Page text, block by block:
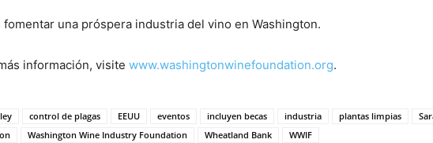
una próspera industria del vino en Washington.
información, visite www.washingtonwinefoundation.org.
control de plagas EEUU eventos incluyen becas industria plantas limpias
Washington Wine Industry Foundation Wheatland Bank WWIF